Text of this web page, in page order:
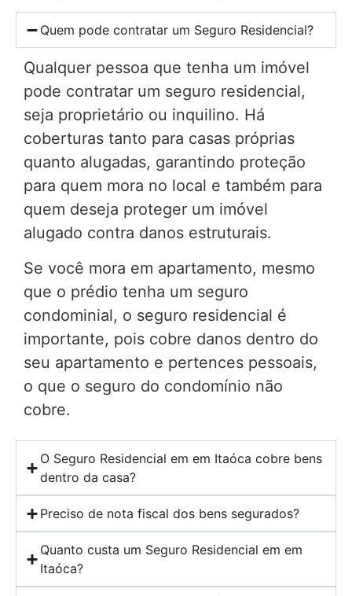
Quem pode contratar um Seguro Residencial?
Qualquer pessoa que tenha um imóvel
pode contratar um seguro residencial,
seja proprietário ou inquilino. Há
coberturas tanto para casas próprias
quanto alugadas, garantindo proteção
para quem mora no local e também para
quem deseja proteger um imóvel
alugado contra danos estruturais.
Se você mora em apartamento, mesmo
que o prédio tenha um seguro
condominial, o seguro residencial é
importante, pois cobre danos dentro do
seu apartamento e pertences pessoais,
o que o seguro do condomínio não
cobre.
O Seguro Residencial em em Itaóca cobre bens
dentro da casa?
Preciso de nota fiscal dos bens segurados?
Quanto custa um Seguro Residencial em em
Itaóca?